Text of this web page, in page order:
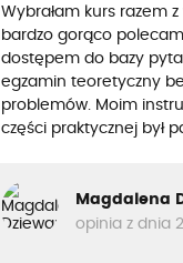
Wybrałam kurs razem z
bardzo gorąco
dostępem do bazy
egzamin teoretyczny
problemów. Moim
części praktycznej był
Magdalena
opinia z dnia